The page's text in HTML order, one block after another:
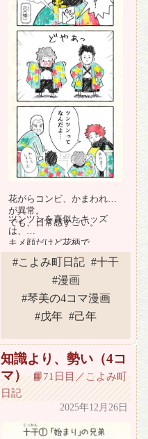
花がらコンビ、かまわれ度
が異常。
でも、日常感すごい。
ツンツンを真似たキッズ
は、
キメ顔だけど花柄で…
「かわいさ爆上げ」という
やつでは。
#こよみ町日記 #十干
#漫画
#琴美の4コマ漫画
#戊年 #己年
知識より、勢い（4コ
マ）
📙71日目／こよみ町
日記
2025年12月26日